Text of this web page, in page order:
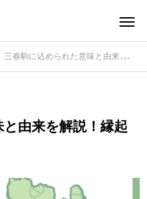
三春駒に込められた意味と由来を解説！縁起物として人気の理由
由来を解説！縁起